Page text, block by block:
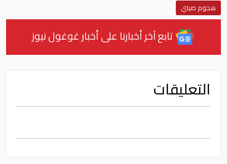
هجوم صيني
تابع آخر أخبارنا على أخبار غوغول نيوز
التعليقات